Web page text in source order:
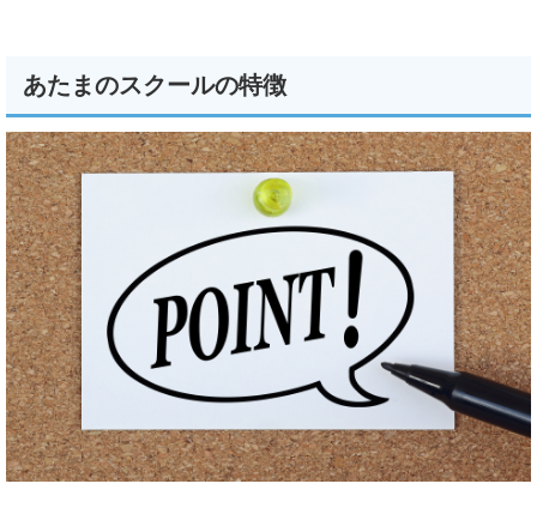
あたまのスクールの特徴